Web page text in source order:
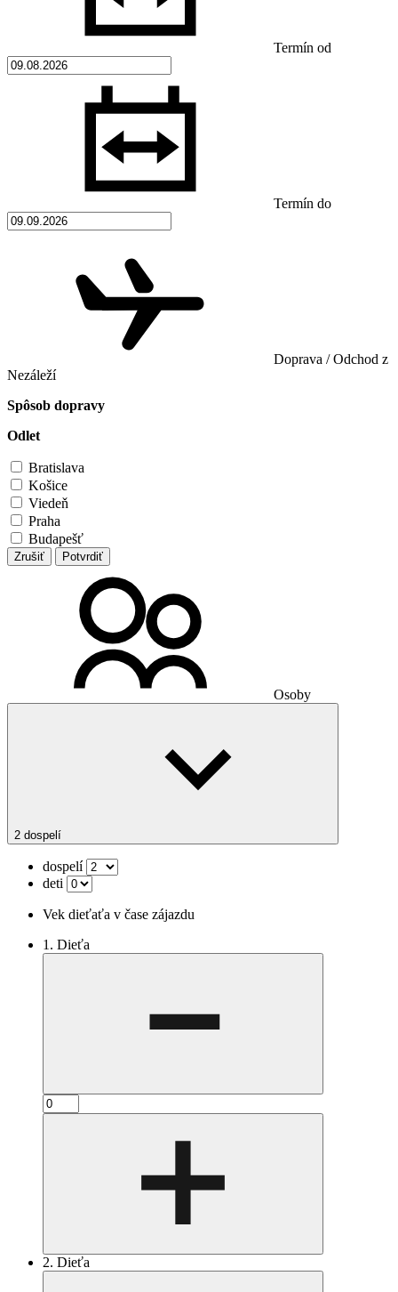
Termín od
Termín do
Doprava / Odchod z
Nezáleží
Spôsob dopravy
Odlet
Bratislava
Košice
Viedeň
Praha
Budapešť
Zrušiť Potvrdiť
Osoby
2 dospelí
dospelí
deti
Vek dieťaťa v čase zájazdu
1. Dieťa
2. Dieťa